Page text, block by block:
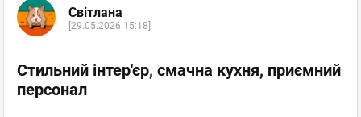
Світлана
[29.05.2026 15:18]
Стильний інтер'єр, смачна кухня, приємний
персонал